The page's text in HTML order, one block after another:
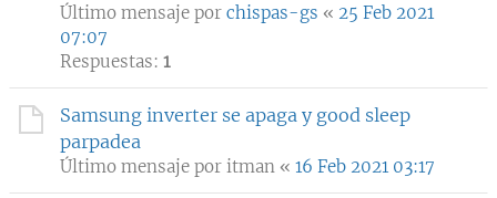
Último mensaje por chispas-gs « 25 Feb 2021
07:07
Respuestas: 1
Samsung inverter se apaga y good sleep
parpadea
Último mensaje por itman « 16 Feb 2021 03:17